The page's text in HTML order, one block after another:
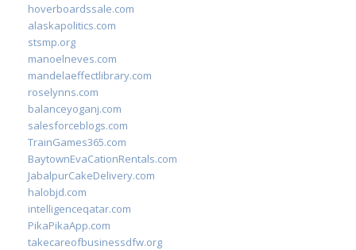
hoverboardssale.com
alaskapolitics.com
stsmp.org
manoelneves.com
mandelaeffectlibrary.com
roselynns.com
balanceyoganj.com
salesforceblogs.com
TrainGames365.com
BaytownEvaCationRentals.com
JabalpurCakeDelivery.com
halobjd.com
intelligenceqatar.com
PikaPikaApp.com
takecareofbusinessdfw.org